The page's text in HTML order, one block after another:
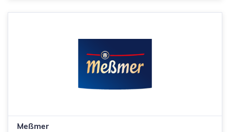
Meßmer